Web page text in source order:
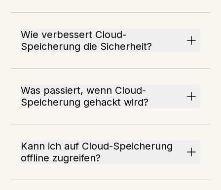
Wie verbessert Cloud-
Speicherung die Sicherheit?
Was passiert, wenn Cloud-
Speicherung gehackt wird?
Kann ich auf Cloud-Speicherung
offline zugreifen?